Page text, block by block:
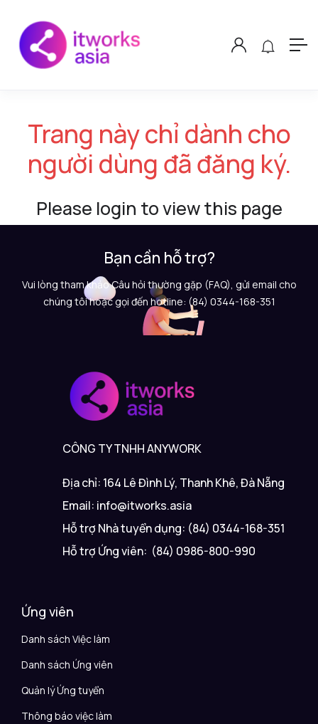
Trang này chỉ dành cho
người dùng đã đăng ký.
Please login to view this page
Bạn cần hỗ trợ?
Vui lòng tham khảo Câu hỏi thường gặp (FAQ), gửi email cho
chúng tôi hoặc gọi đến hotline: (84) 0344-168-351
CÔNG TY TNHH ANYWORK
Địa chỉ: 164 Lê Đình Lý, Thanh Khê, Đà Nẵng
Email: info@itworks.asia
Hỗ trợ Nhà tuyển dụng: (84) 0344-168-351
Hỗ trợ Ứng viên: (84) 0986-800-990
Ứng viên
Danh sách Việc làm
Danh sách Ứng viên
Quản lý Ứng tuyển
Thông báo việc làm